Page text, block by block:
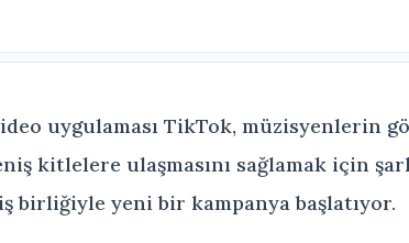
uygulaması TikTok, müzisyenlerin
kitlelere ulaşmasını sağlamak için
birliğiyle yeni bir kampanya başlatıyor.